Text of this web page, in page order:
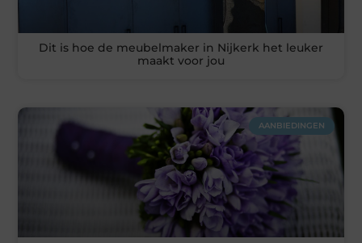
Dit is hoe de meubelmaker in Nijkerk het leuker
maakt voor jou
AANBIEDINGEN